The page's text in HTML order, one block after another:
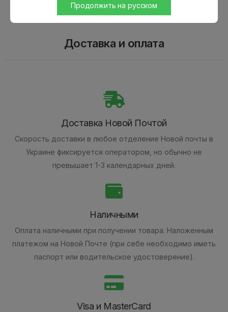
Продолжить на русском
Доставка и оплата
Доставка Новой Почтой
Скорость доставки в любое отделение Новой почты в
Украине фиксируется оператором, но обычно не
превышает 1-3 календарных дней.
Наличными
Оплата наличными при получении товара. Наложенным
платежом на Новой Почте (при себе необходимо иметь
паспорт или водительское удостоверение).
Visa и MasterCard